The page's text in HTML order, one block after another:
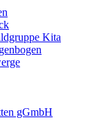
Kita
gGmbH